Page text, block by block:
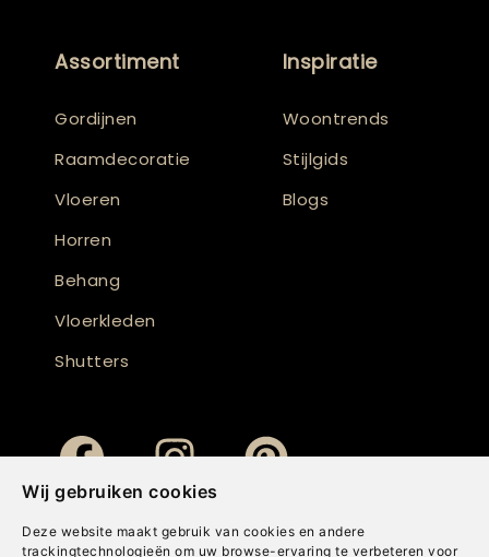
Wij gebruiken cookies
Deze website maakt gebruik van cookies en andere
trackingtechnologieën om uw browse-ervaring te verbeteren voor
Assortiment
Gordijnen
Raamdecoratie
Vloeren
Horren
Behang
Vloerkleden
Shutters
Inspiratie
Woontrends
Stijlgids
Blogs